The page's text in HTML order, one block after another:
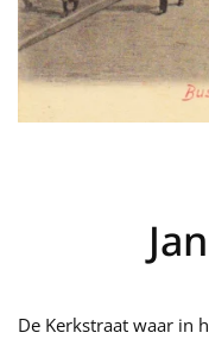
De Kerkstraat waar in